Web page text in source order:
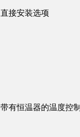
直接安装选项
带有恒温器的温度控